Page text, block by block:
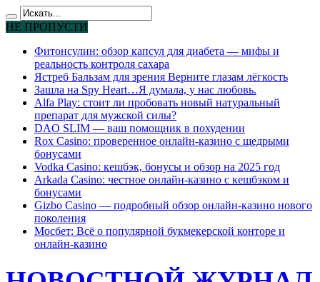
НЕ ПРОПУСТИ
Фитонсулин: обзор капсул для диабета — мифы и
реальность контроля сахара
Ястреб Бальзам для зрения Верните глазам лёгкость
Зашла на Spy Heart…Я думала, у нас любовь.
Alfa Play: стоит ли пробовать новый натуральный
препарат для мужской силы?
DAO SLIM — ваш помощник в похудении
Rox Casino: проверенное онлайн-казино с щедрыми
бонусами
Vodka Casino: кешбэк, бонусы и обзор на 2025 год
Arkada Casino: честное онлайн-казино с кешбэком и
бонусами
Gizbo Casino — подробный обзор онлайн-казино нового
поколения
Мосбет: Всё о популярной букмекерской конторе и
онлайн-казино